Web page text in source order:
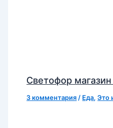
Светофор
3 комментария / Еда,Это